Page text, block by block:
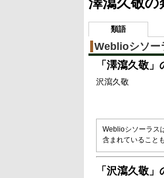
類語
Weblioシソー
「 澤瀉久敬
沢瀉久敬
Weblioシソーラス
含まれていること
「 沢瀉久敬